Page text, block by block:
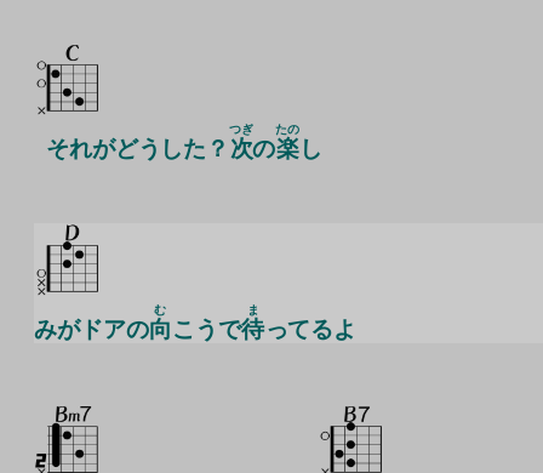
それがどうした？ 次
つぎ
の楽
たの
し
みがドアの向
む
こうで待
ま
ってるよ